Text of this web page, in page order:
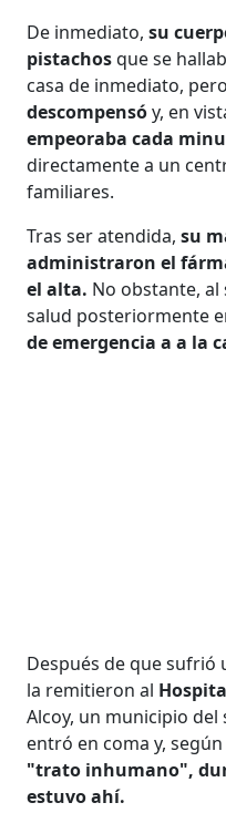
De inmediato,su
pistachosque se
casa de inmediato,
descompensóy, en
empeoraba cada
directamente a un
familiares.
Tras ser atendida, su
administraron el
el alta. No obstante,
salud posteriormente
de emergencia a a la
Después de que sufrió
la remitieron al
Alcoy, un municipio del
entró en coma y,
"trato inhumano",
estuvo ahí.